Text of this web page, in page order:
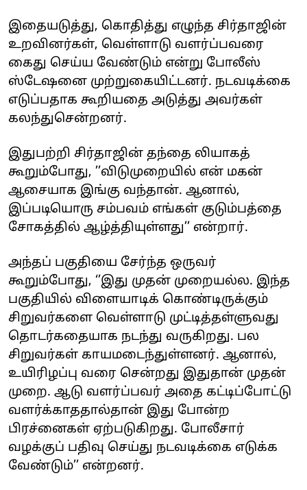
இதையடுத்து, கொதித்து எழுந்த சிர்தாஜின்
உறவினர்கள், வெள்ளாடு வளர்ப்பவரை
கைது செய்ய வேண்டும் என்று போலீஸ்
ஸ்டேஷனை முற்றுகையிட்டனர். நடவடிக்கை
எடுப்பதாக கூறியதை அடுத்து அவர்கள்
கலந்துசென்றனர்.
இதுபற்றி சிர்தாஜின் தந்தை லியாகத்
கூறும்போது, ’’விடுமுறையில் என் மகன்
ஆசையாக இங்கு வந்தான். ஆனால்,
இப்படியொரு சம்பவம் எங்கள் குடும்பத்தை
சோகத்தில் ஆழ்த்தியுள்ளது’’ என்றார்.
அந்தப் பகுதியை சேர்ந்த ஒருவர்
கூறும்போது, ‘’இது முதன் முறையல்ல. இந்த
பகுதியில் விளையாடிக் கொண்டிருக்கும்
சிறுவர்களை வெள்ளாடு முட்டித்தள்ளுவது
தொடர்கதையாக நடந்து வருகிறது. பல
சிறுவர்கள் காயமடைந்துள்ளனர். ஆனால்,
உயிரிழப்பு வரை சென்றது இதுதான் முதன்
முறை. ஆடு வளர்ப்பவர் அதை கட்டிப்போட்டு
வளர்க்காததால்தான் இது போன்ற
பிரச்னைகள் ஏற்படுகிறது. போலீசார்
வழக்குப் பதிவு செய்து நடவடிக்கை எடுக்க
வேண்டும்’’ என்றனர்.